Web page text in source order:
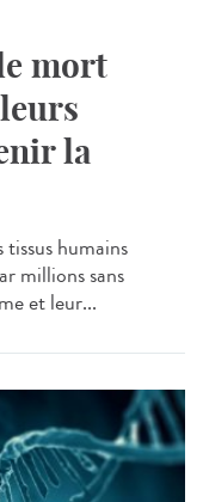
mort
la
humains
millions sans
et leur...